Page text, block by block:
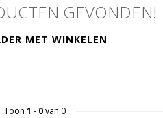
GEVONDEN!
MET WINKELEN
Toon 1 - 0van 0